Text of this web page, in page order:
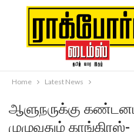
Home Latest News
ஆளுநருக்கு
முழுவதும் காங்கிரஸ்-